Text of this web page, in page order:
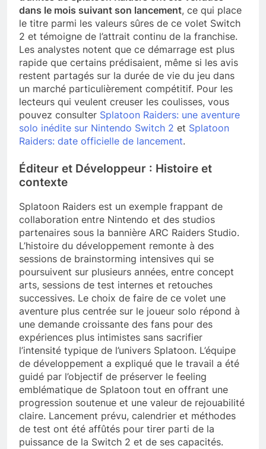
dans le mois suivant son lancement, ce qui place
le titre parmi les valeurs sûres de ce volet Switch
2 et témoigne de l’attrait continu de la franchise.
Les analystes notent que ce démarrage est plus
rapide que certains prédisaient, même si les avis
restent partagés sur la durée de vie du jeu dans
un marché particulièrement compétitif. Pour les
lecteurs qui veulent creuser les coulisses, vous
pouvez consulter Splatoon Raiders: une aventure
solo inédite sur Nintendo Switch 2 et Splatoon
Raiders: date officielle de lancement.
Éditeur et Développeur : Histoire et
contexte
Splatoon Raiders est un exemple frappant de
collaboration entre Nintendo et des studios
partenaires sous la bannière ARC Raiders Studio.
L’histoire du développement remonte à des
sessions de brainstorming intensives qui se
poursuivent sur plusieurs années, entre concept
arts, sessions de test internes et retouches
successives. Le choix de faire de ce volet une
aventure plus centrée sur le joueur solo répond à
une demande croissante des fans pour des
expériences plus intimistes sans sacrifier
l’intensité typique de l’univers Splatoon. L’équipe
de développement a expliqué que le travail a été
guidé par l’objectif de préserver le feeling
emblématique de Splatoon tout en offrant une
progression soutenue et une valeur de rejouabilité
claire. Lancement prévu, calendrier et méthodes
de test ont été affûtés pour tirer parti de la
puissance de la Switch 2 et de ses capacités.